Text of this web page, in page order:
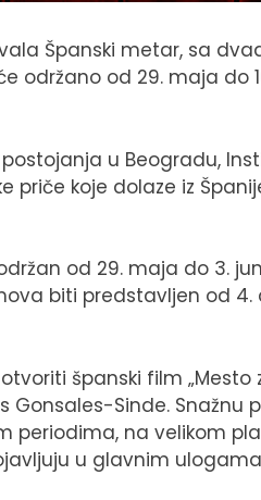
Španski metar, sa
održano od 29. maja do
u Beogradu,
priče koje dolaze iz
od 29. maja do 3.
biti predstavljen od 4.
španski film „Mesto
Gonsales-Sinde.
periodima, na velikom
u glavnim